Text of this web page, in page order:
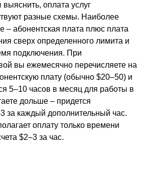
оплата услуг
разные схемы. Наиболее
– абонентская плата плюс плата
сверх определенного лимита и
подключения. При
вы ежемесячно перечисляете на
плату (обычно $20–50) и
5–10 часов в месяц для работы в
дольше – придется
за каждый дополнительный час.
оплату только времени
$2–3 за час.